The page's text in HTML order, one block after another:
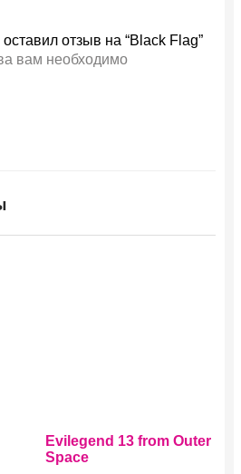
отзыв на “Black Flag”
вам необходимо
Этот
товар
имеет
Evilegend 13 from Outer
Space